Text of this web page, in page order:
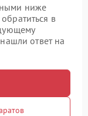
ниже
в
ответ на